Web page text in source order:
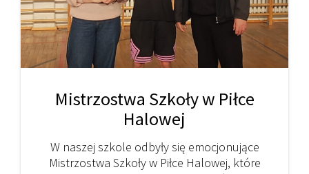
Mistrzostwa Szkoły w Piłce
Halowej
W naszej szkole odbyły się emocjonujące
Mistrzostwa Szkoły w Piłce Halowej, które